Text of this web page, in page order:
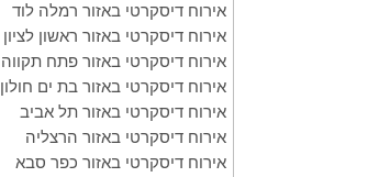
אירוח דיסקרטי באזור רמלה לוד
אירוח דיסקרטי באזור ראשון לציון
אירוח דיסקרטי באזור פתח תקווה
אירוח דיסקרטי באזור בת ים חולון
אירוח דיסקרטי באזור תל אביב
אירוח דיסקרטי באזור הרצליה
אירוח דיסקרטי באזור כפר סבא